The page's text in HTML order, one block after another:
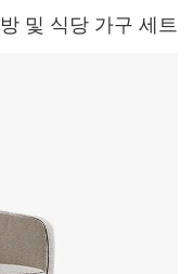
및 식당 가구 세트